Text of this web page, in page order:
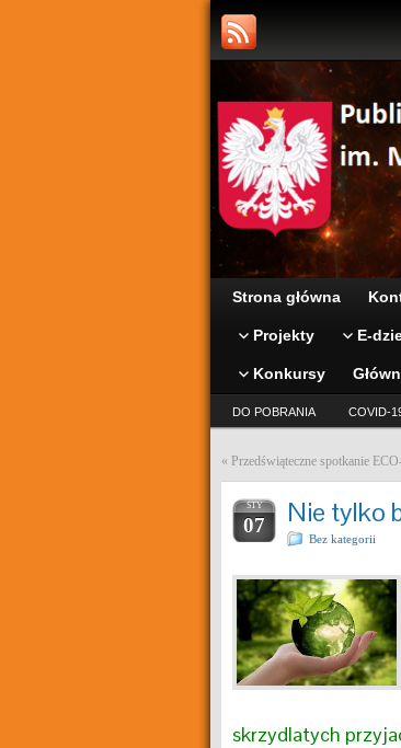
Strona główna
Projekty E-
Konkursy
DO POBRANIA COVID-
« Przedświąteczne spotkanie
STY
07 Nie tylko
Bez kategorii
skrzydlatych